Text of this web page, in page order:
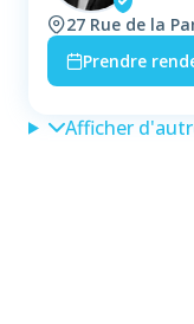
27 Rue de la
Prendre
Afficher